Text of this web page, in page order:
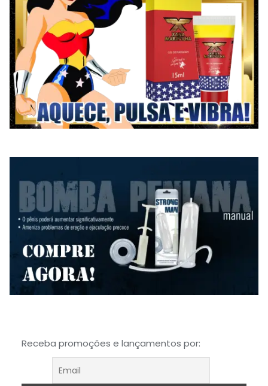
Receba promoções e lançamentos por: